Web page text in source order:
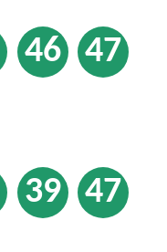
46 47
39 47